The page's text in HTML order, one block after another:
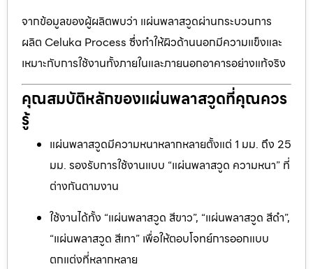
จากข้อมูลของผู้ผลิตพบว่า แผ่นพลาสวูดผ่านกระบวนการ
ผลิต Celuka Process ซึ่งทำให้ผิวด้านนอกมีความแข็งและ
เหมาะกับการใช้งานทั้งภายในและภายนอกอาคารอย่างแท้จริง
คุณสมบัติหลักของแผ่นพลาสวูดที่คุณควร
รู้
แผ่นพลาสวูดมีความหนาหลากหลายตั้งแต่ 1 มม. ถึง 25
มม. รองรับการใช้งานแบบ “แผ่นพลาสวูด ความหนา” ที่
ต่างกันตามงาน
ใช้งานได้ทั้ง “แผ่นพลาสวูด สีขาว”, “แผ่นพลาสวูด สีดำ”,
“แผ่นพลาสวูด สีเทา” เพื่อให้ตอบโจทย์การออกแบบ
ตกแต่งที่หลากหลาย